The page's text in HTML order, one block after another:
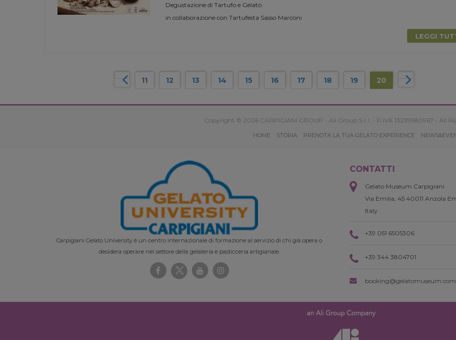
Degustazione di Tartufo e Gelato
in collaborazione con Tartufesta Sasso Marconi
LEGGI
11 12 13 14 15 16 17 18 19 20
Copyright © 2026 CARPIGIANI GROUP - Ali Group S.r.l. - P.IVA 13239980967 - All
HOME STORIA PRENOTA LA TUA GELATO EXPERIENCE
Carpigiani Gelato University è un centro internazionale di formazione al servizio di chi già opera o
desidera operare nel settore della gelateria e pasticceria artigianale.
CONTATTI
Gelato Museum Carpigiani
Via Emilia, 45 40011 Anzola
Italy
+39 051 6505306
+39 344 3804701
booking@gelatomuseum.com